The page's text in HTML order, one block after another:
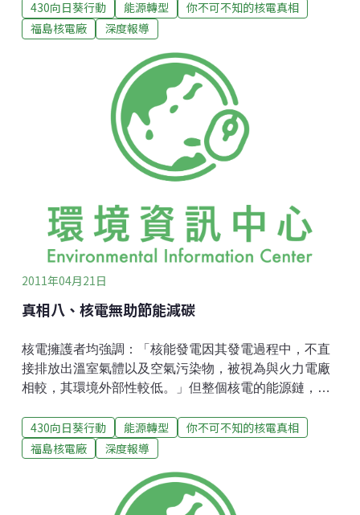
2025年時將溫室氣體回歸至2000年的排放水準，這兩件
國家目標，設定以2025年作為能源政策目標年。我們若
台灣再生能源最大潛力」兩大策略，邁向非核低碳的台
灣並非夢想。能源效率加倍筆者分析，2000年至2008
年，台灣電力系統溫室氣體排放量遽增的最主要因素並
非眾所詬病的以火力發電為主的發電結構，而是該期間
內工業用電的大幅增長才是主因。而工業用電的增長，
可進一步歸因於電子業與石化產業出口量的大幅擴增所
致。2010年時，更因此兩產業出口量的擴增，導致工業
一年。且根據台電之統計資料，近年工業用電的售價約
比發電成
430向日葵行動 能源轉型
你不可不知的核電真相
福島核電廠
深度報導
2011年04月21日
真相八、核電無助節能減碳
核電擁護者均強調：「核能發電因其發電過程中，不直
接排放出溫室氣體以及空氣污染物，被視為與火力電廠
相較，其環境外部性較低。」但整個核電的能源鏈，從
體。新加坡大學的Sovacool教授(2008)彙整了國際上
103項關於核能生命週期的溫室氣體排放量之研究，依
的研究，統計分析後顯示核電的整體生命週期溫室氣體
排放量平均值為每度66克二氧化碳當量，核燃料提煉端
430向日葵行動 能源轉型
你不可不知的核電真相
福島核電廠
深度報導